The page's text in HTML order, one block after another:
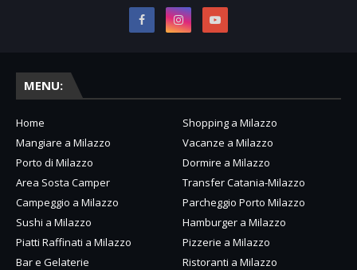
MENU:
Home
Shopping a Milazzo
Mangiare a Milazzo
Vacanze a Milazzo
Porto di Milazzo
Dormire a Milazzo
Area Sosta Camper
Transfer Catania-Milazzo
Campeggio a Milazzo
Parcheggio Porto Milazzo
Sushi a Milazzo
Hamburger a Milazzo
Piatti Raffinati a Milazzo
Pizzerie a Milazzo
Bar e Gelaterie
Ristoranti a Milazzo